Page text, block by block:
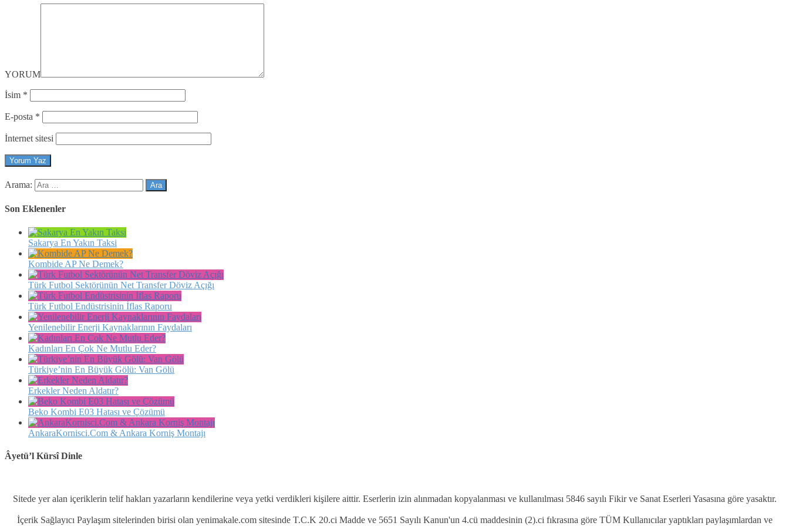
YORUM
İsim *
E-posta *
İnternet sitesi
Arama:
Son Eklenenler
Sakarya En Yakın Taksi
Kombide AP Ne Demek?
Türk Futbol Sektörünün Net Transfer Döviz Açığı
Türk Futbol Endüstrisinin İflas Raporu
Yenilenebilir Enerji Kaynaklarının Faydaları
Kadınları En Çok Ne Mutlu Eder?
Türkiye’nin En Büyük Gölü: Van Gölü
Erkekler Neden Aldatır?
Beko Kombi E03 Hatası ve Çözümü
AnkaraKornisci.Com & Ankara Korniş Montajı
Âyetü’l Kürsî Dinle
Sitede yer alan içeriklerin telif hakları yazarların kendilerine veya yetki verdikleri kişilere aittir. Eserlerin izin alınmadan kopyalanması ve kullanılması 5846 sayılı Fikir ve Sanat Eserleri Yasasına göre yasaktır.
İçerik Sağlayıcı Paylaşım sitelerinden birisi olan yenimakale.com sitesinde T.C.K 20.ci Madde ve 5651 Sayılı Kanun'un 4.cü maddesinin (2).ci fıkrasına göre TÜM Kullanıcılar yaptıkları paylaşımlardan ve